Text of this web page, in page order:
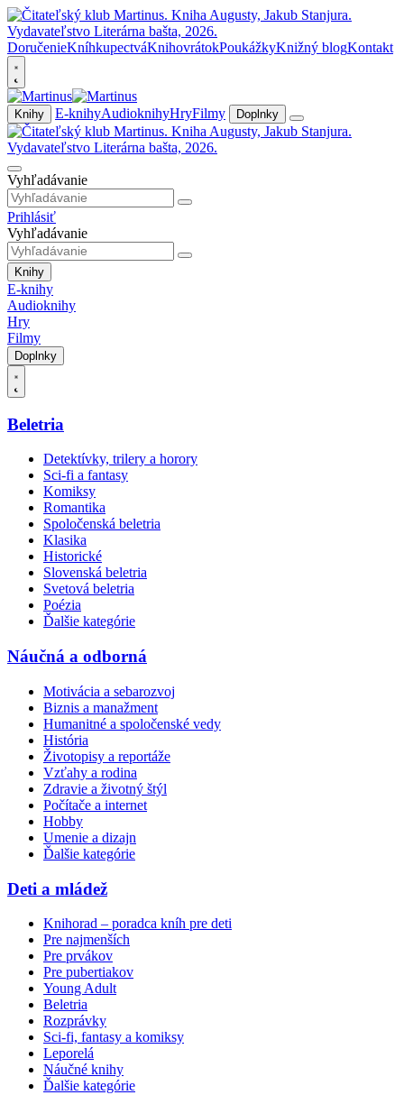
DoručenieKníhkupectváKnihovrátokPoukážkyKnižný blogKontakt
Knihy E-knihyAudioknihyHryFilmy Doplnky
Vyhľadávanie
Prihlásiť
Vyhľadávanie
Knihy
E-knihy
Audioknihy
Hry
Filmy
Doplnky
Beletria
Detektívky, trilery a horory
Sci-fi a fantasy
Komiksy
Romantika
Spoločenská beletria
Klasika
Historické
Slovenská beletria
Svetová beletria
Poézia
Ďalšie kategórie
Náučná a odborná
Motivácia a sebarozvoj
Biznis a manažment
Humanitné a spoločenské vedy
História
Životopisy a reportáže
Vzťahy a rodina
Zdravie a životný štýl
Počítače a internet
Hobby
Umenie a dizajn
Ďalšie kategórie
Deti a mládež
Knihorad – poradca kníh pre deti
Pre najmenších
Pre prvákov
Pre pubertiakov
Young Adult
Beletria
Rozprávky
Sci-fi, fantasy a komiksy
Leporelá
Náučné knihy
Ďalšie kategórie